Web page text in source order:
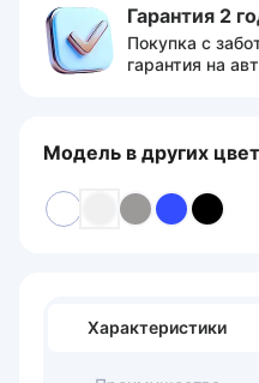
Гарантия 2
Покупка с
гарантия на
Модель в других
Характеристики